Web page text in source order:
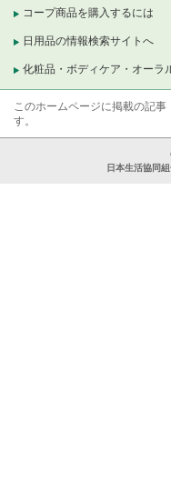
コープ商品を購入するには
日用品の情報検索サイトへ
化粧品・ボディケア・オーラ
このホームページに掲載の記
す。
日本生活協同